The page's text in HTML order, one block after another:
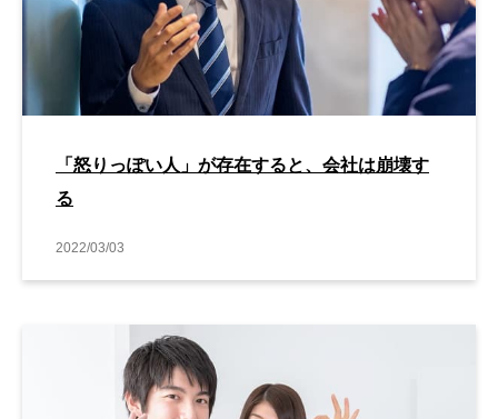
「怒りっぽい人」が存在すると、会社は崩壊す
る
2022/03/03